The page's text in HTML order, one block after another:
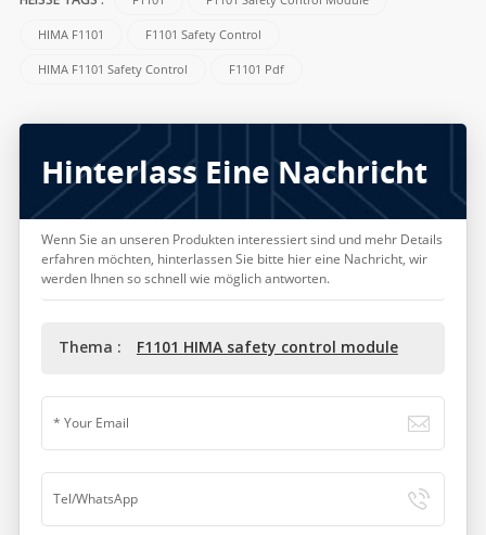
HIMA F1101 F1101 Safety Control
HIMA F1101 Safety Control F1101 Pdf
Hinterlass Eine Nachricht
Wenn Sie an unseren Produkten interessiert sind und mehr Details
erfahren möchten, hinterlassen Sie bitte hier eine Nachricht, wir
werden Ihnen so schnell wie möglich antworten.
Thema : F1101 HIMA safety control module